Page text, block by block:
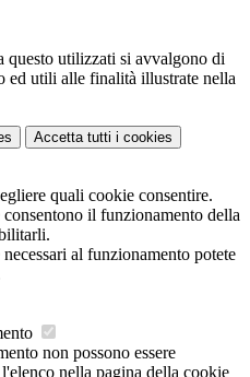
questo utilizzati si avvalgono di
ed utili alle finalità illustrate nella
Accetta tutti i cookies
quali cookie consentire.
il funzionamento della
al funzionamento potete
non possono essere
nella pagina della cookie